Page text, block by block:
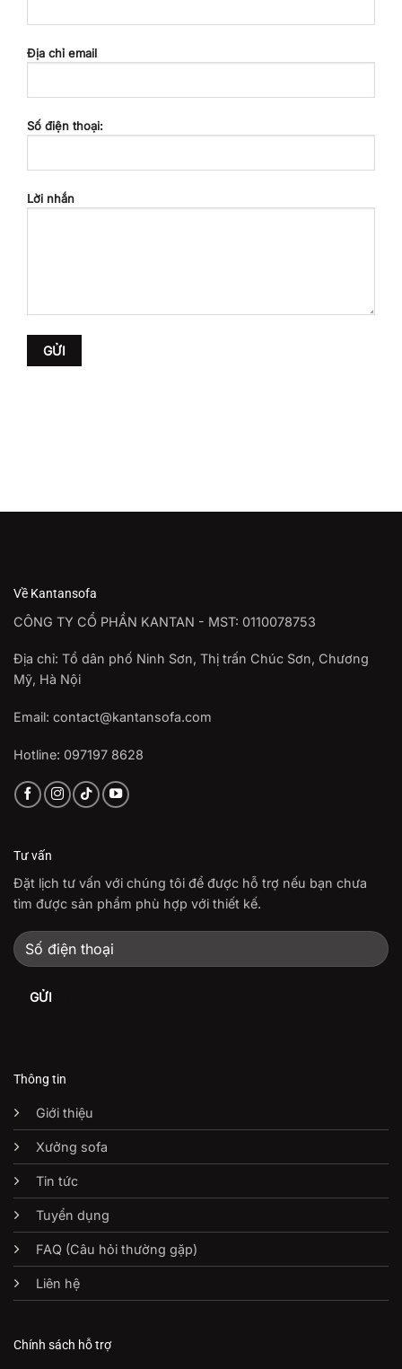
Địa chỉ email
Số điện thoại:
Lời nhắn
Về Kantansofa
CÔNG TY CỔ PHẦN KANTAN - MST: 0110078753
Địa chỉ: Tổ dân phố Ninh Sơn, Thị trấn Chúc Sơn, Chương
Mỹ, Hà Nội
Email: contact@kantansofa.com
Hotline: 097197 8628
Thông tin
Giới thiệu
Xưởng sofa
Tin tức
Tuyển dụng
FAQ (Câu hỏi thường gặp)
Liên hệ
Chính sách hỗ trợ
Tư vấn
Đặt lịch tư vấn với chúng tôi để được hỗ trợ nếu bạn chưa
tìm được sản phẩm phù hợp với thiết kế.